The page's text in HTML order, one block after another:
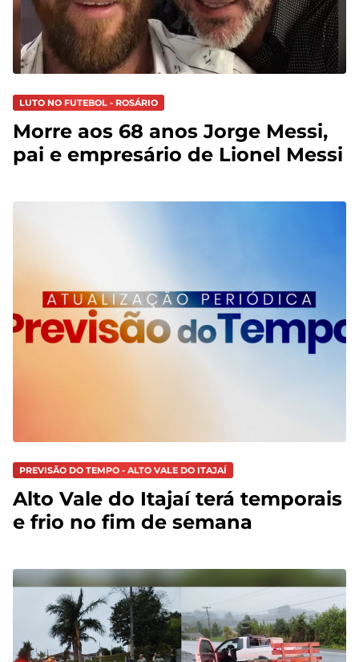
LUTO NO FUTEBOL - ROSÁRIO
Morre aos 68 anos Jorge Messi,
pai e empresário de Lionel Messi
PREVISÃO DO TEMPO - ALTO VALE DO ITAJAÍ
Alto Vale do Itajaí terá temporais
e frio no fim de semana